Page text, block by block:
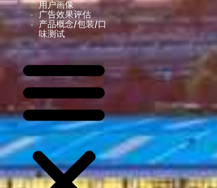
用户画像
广告效果评估
产品概念/包装/口
味测试